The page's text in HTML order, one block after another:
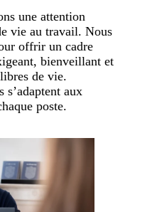
une attention
vie au travail. Nous
offrir un cadre
bienveillant et
de vie.
s’adaptent aux
poste.